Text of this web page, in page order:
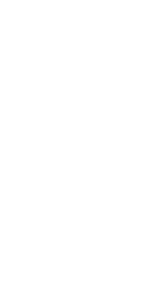
이트에서 버튼을 사용하여 플
할당, 신청 레코드 공유
역을 만들어 검토자가 사용자
방법을 제공합니다. 기부금 관
의 검토자에게 간편하게 할당
토 할당 및 신청 검토 공유 플로
조직의 요구에 맞게 플로를
고서를 완료할 수 있는 간소화
조직에서 받은 기부금에 대한
수 있습니다.